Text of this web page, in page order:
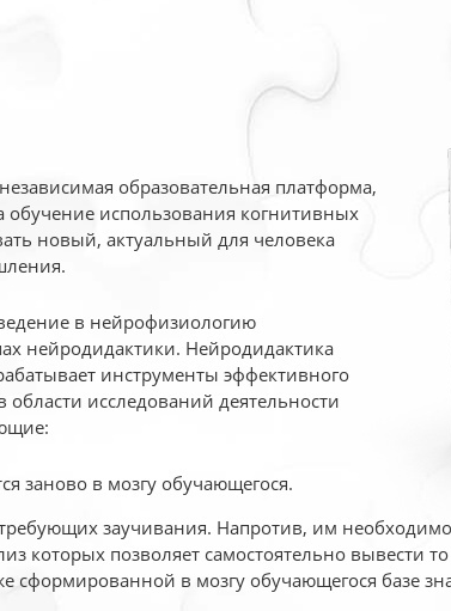
образовательная платформа,
обучение использования когнитивных
новый, актуальный для человека
в нейрофизиологию
нейродидактики. Нейродидактика
инструменты эффективного
исследований деятельности
заново в мозгу обучающегося.
заучивания. Напротив, им необходимо
которых позволяет самостоятельно вывести
сформированной в мозгу обучающегося базе